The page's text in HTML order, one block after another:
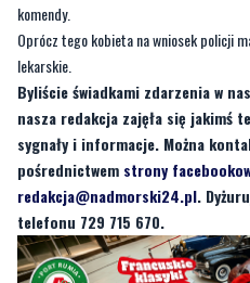
Byliście świadkami zdarzenia w
nasza redakcja zajęła się jakimś
sygnały i informacje. Można
pośrednictwemstrony
redakcja@nadmorski24.pl.
telefonu 729 715 670.